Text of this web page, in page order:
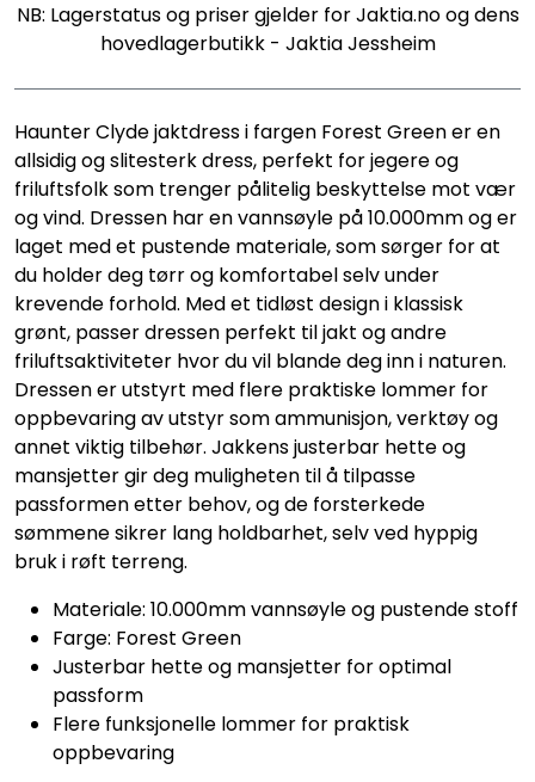
NB: Lagerstatus og priser gjelder for Jaktia.no og dens
hovedlagerbutikk - Jaktia Jessheim
Haunter Clyde jaktdress i fargen Forest Green er en
allsidig og slitesterk dress, perfekt for jegere og
friluftsfolk som trenger pålitelig beskyttelse mot vær
og vind. Dressen har en vannsøyle på 10.000mm og er
laget med et pustende materiale, som sørger for at
du holder deg tørr og komfortabel selv under
krevende forhold. Med et tidløst design i klassisk
grønt, passer dressen perfekt til jakt og andre
friluftsaktiviteter hvor du vil blande deg inn i naturen.
Dressen er utstyrt med flere praktiske lommer for
oppbevaring av utstyr som ammunisjon, verktøy og
annet viktig tilbehør. Jakkens justerbar hette og
mansjetter gir deg muligheten til å tilpasse
passformen etter behov, og de forsterkede
sømmene sikrer lang holdbarhet, selv ved hyppig
bruk i røft terreng.
Materiale: 10.000mm vannsøyle og pustende stoff
Farge: Forest Green
Justerbar hette og mansjetter for optimal
passform
Flere funksjonelle lommer for praktisk
oppbevaring